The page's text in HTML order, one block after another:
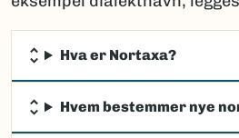
Hva er Nortaxa?
Hvem bestemmer nye